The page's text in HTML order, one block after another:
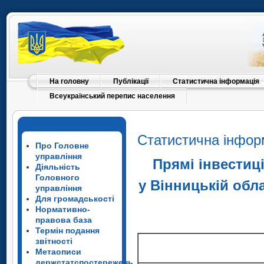
На головну Публікації
Статистична інформація
Всеукраїнський перепис населення
Про Головне
управління
Діяльність
Головного
управління
Для громадськості
Нормативно-
правова база
Термін подання
звітності
Метаописи
Статистична
Прямі
у Вінницькій